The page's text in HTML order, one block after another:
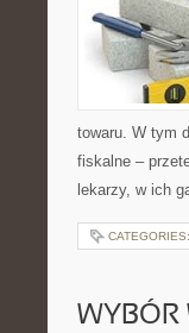
towaru. W tym
fiskalne –
lekarzy, w ich
CATEGORIES:
WYBÓR